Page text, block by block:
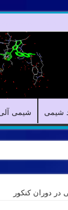
شیمی شیمی
در دوران کنکور